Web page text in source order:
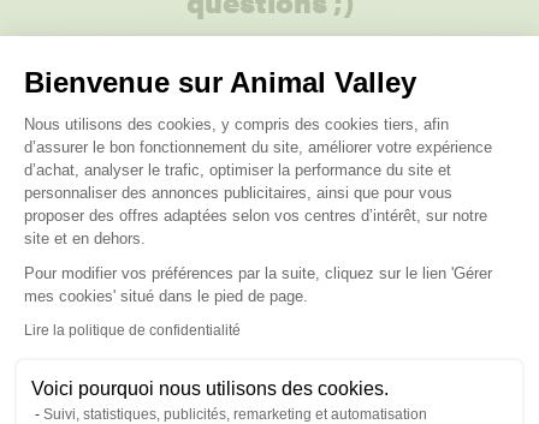
Bienvenue sur Animal Valley
Plateforme de Gestion du
Nous utilisons des cookies, y compris des cookies tiers, afin
d’assurer le bon fonctionnement du site, améliorer votre expérience
d’achat, analyser le trafic, optimiser la performance du site et
personnaliser des annonces publicitaires, ainsi que pour vous
proposer des offres adaptées selon vos centres d’intérêt, sur notre
site et en dehors.
Pour modifier vos préférences par la suite, cliquez sur le lien 'Gérer
mes cookies' situé dans le pied de page.
Lire la politique de confidentialité
Voici pourquoi nous utilisons des cookies.
Suivi, statistiques, publicités, remarketing et automatisation
Axeptio consent
Posez-nous vos questions
Ces produits peuvent vous
intéresser